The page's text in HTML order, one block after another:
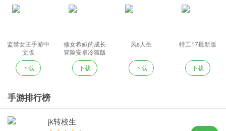
监禁女王手游中
文版
下载
修女希娅的成长
冒险安卓冷狐版
下载
风s人生
下载
特工17最新版
下载
手游排行榜
jk转校生